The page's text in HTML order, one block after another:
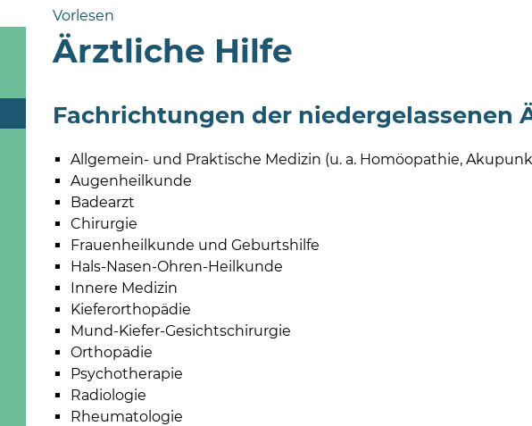
Vorlesen
Ärztliche Hilfe
Fachrichtungen der niedergelassenen
Allgemein- und Praktische Medizin (u. a. Homöopathie,
Augenheilkunde
Badearzt
Chirurgie
Frauenheilkunde und Geburtshilfe
Hals-Nasen-Ohren-Heilkunde
Innere Medizin
Kieferorthopädie
Mund-Kiefer-Gesichtschirurgie
Orthopädie
Psychotherapie
Radiologie
Rheumatologie